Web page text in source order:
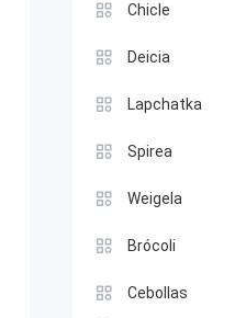
Chicle
Deicia
Lapchatka
Spirea
Weigela
Brócoli
Cebollas